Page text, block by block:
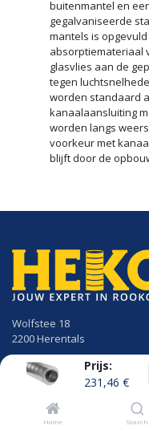
Prijs:
231,46 €
Home Search
buitenmantel en
gegalvaniseerde
mantels is
absorptiemateriaal
glasvlies aan de
tegen
worden standaard
kanaalaansluiting
worden langs
voorkeur met
blijft door de
Wolfstee 18
2200 Herentals
014/23.50.41
info@hekon.be
BTW BE 0456.631.656